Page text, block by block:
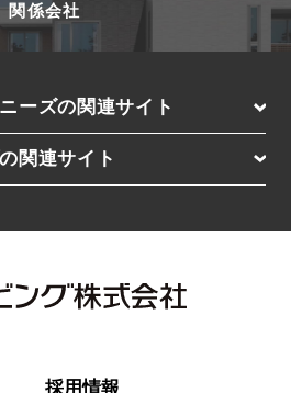
関係会社
ーズの関連サイト
ンス）
ウス）
外SA／ベトナム）
海外SA／ベトナム）
関連サイト
採用情報